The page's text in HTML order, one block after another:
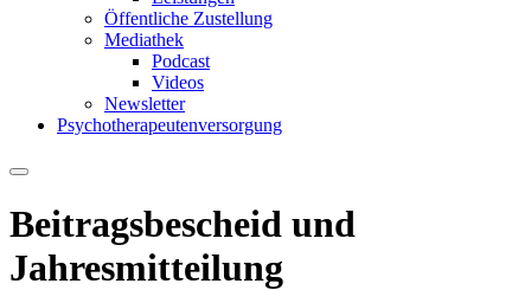
Öffentliche Zustellung
Mediathek
Podcast
Videos
Newsletter
Psychotherapeutenversorgung
Beitragsbescheid und
Jahresmitteilung